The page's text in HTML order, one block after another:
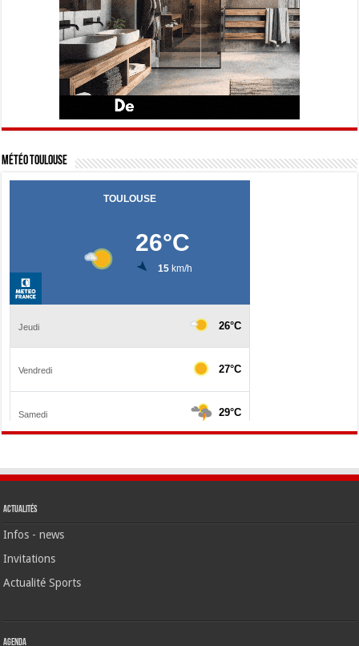
Météo Toulouse
Actualités
Infos - news
Invitations
Actualité Sports
Agenda